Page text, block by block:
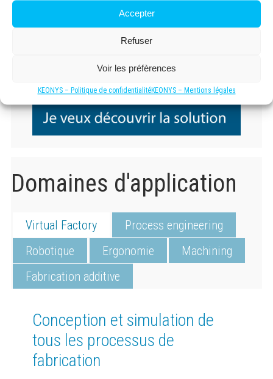
Accepter
Refuser
Voir les préfèrences
KEONYS – Politique de confidentialitéKEONYS – Mentions légales
processus de fabrication
Meilleure productivité et sécurité pour les travailleurs grâce
à la simulation de leurs mouvements
à l’emploi, accélérant le lancement du produit
Domaines d'application
Virtual Factory
Process engineering
Robotique
Ergonomie
Machining
Fabrication additive
Conception et simulation de
tous les processus de
fabrication